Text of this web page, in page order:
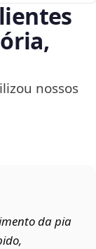
nossos
da pia